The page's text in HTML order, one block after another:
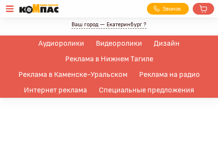
Звонок
Ваш город — Екатеринбург ?
Аудиоролики Видеоролики
Дизайн
Реклама в Нижнем Тагиле
Реклама в Каменске-Уральском
Реклама на радио
Интернет реклама
Специальные предложения